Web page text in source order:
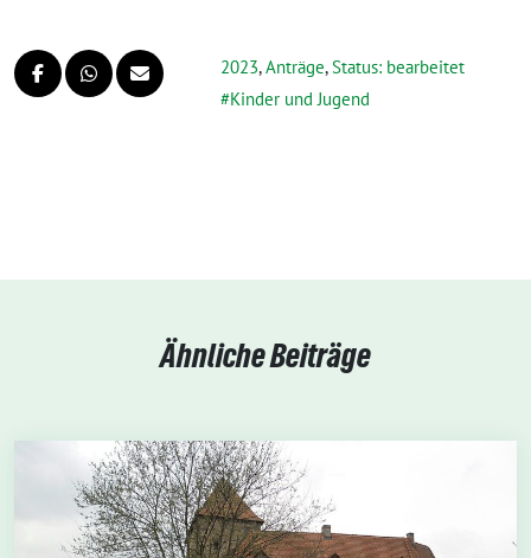
2023,Anträge,Status: bearbeitet
Kinder und Jugend
Ähnliche Beiträge